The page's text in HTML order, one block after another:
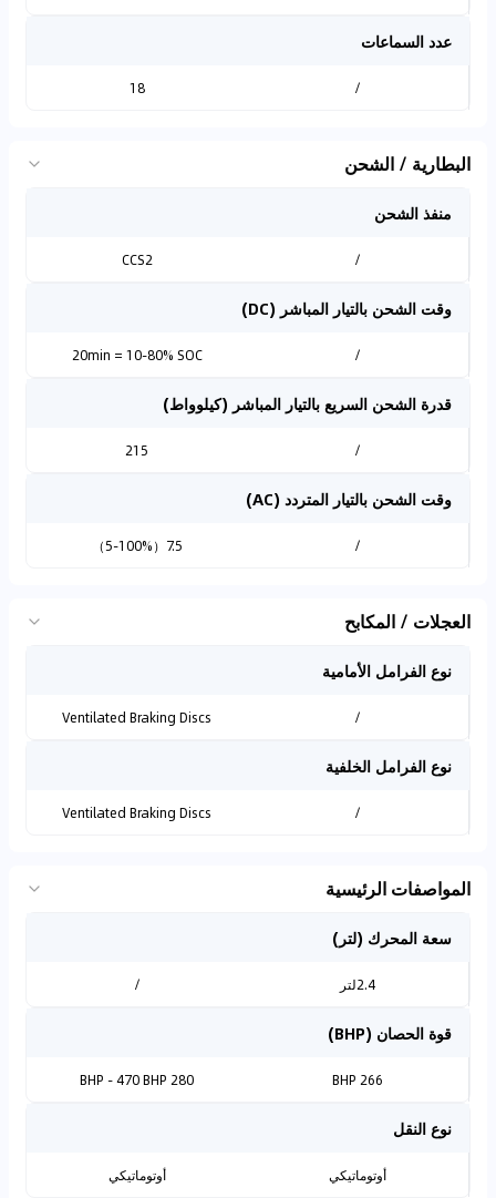
عدد السماعات
/
18
البطارية / الشحن
منفذ الشحن
/
CCS2
وقت الشحن بالتيار المباشر (DC)
/
20min = 10-80% SOC
قدرة الشحن السريع بالتيار المباشر (كيلوواط)
/
215
وقت الشحن بالتيار المتردد (AC)
/
7.5（5-100%）
العجلات / المكابح
نوع الفرامل الأمامية
/
Ventilated Braking Discs
نوع الفرامل الخلفية
/
Ventilated Braking Discs
المواصفات الرئيسية
سعة المحرك (لتر)
2.4لتر /
قوة الحصان (BHP)
266 BHP
280 BHP - 470 BHP
نوع النقل
أوتوماتيكي أوتوماتيكي